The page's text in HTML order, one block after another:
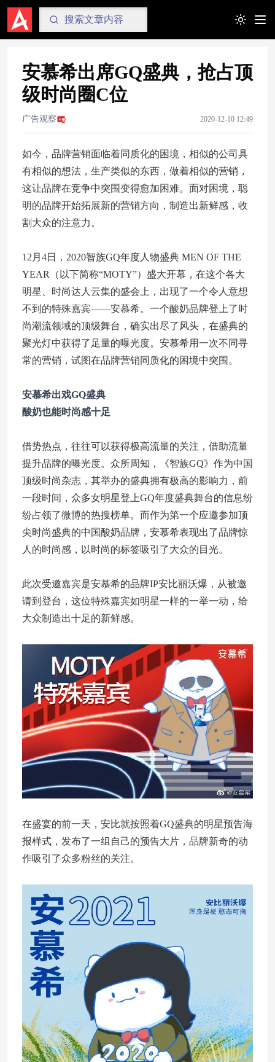
Toggle
安慕希出席GQ盛典，抢占顶
级时尚圈C位
广告观察 2020-12-10 12:49
如今，品牌营销面临着同质化的困境，相似的公司具
有相似的想法，生产类似的东西，做着相似的营销，
这让品牌在竞争中突围变得愈加困难。面对困境，聪
明的品牌开始拓展新的营销方向，制造出新鲜感，收
割大众的注意力。
12月4日，2020智族GQ年度人物盛典 MEN OF THE
YEAR（以下简称“MOTY”）盛大开幕，在这个各大
明星、时尚达人云集的盛会上，出现了一个令人意想
不到的特殊嘉宾——安慕希。一个酸奶品牌登上了时
尚潮流领域的顶级舞台，确实出尽了风头，在盛典的
聚光灯中获得了足量的曝光度。安慕希用一次不同寻
常的营销，试图在品牌营销同质化的困境中突围。
安慕希出戏GQ盛典
酸奶也能时尚感十足
借势热点，往往可以获得极高流量的关注，借助流量
提升品牌的曝光度。众所周知，《智族GQ》作为中国
顶级时尚杂志，其举办的盛典拥有极高的影响力，前
一段时间，众多女明星登上GQ年度盛典舞台的信息纷
纷占领了微博的热搜榜单。而作为第一个应邀参加顶
尖时尚盛典的中国酸奶品牌，安慕希表现出了品牌惊
人的时尚感，以时尚的标签吸引了大众的目光。
此次受邀嘉宾是安慕希的品牌IP安比丽沃爆，从被邀
请到登台，这位特殊嘉宾如明星一样的一举一动，给
大众制造出十足的新鲜感。
在盛宴的前一天，安比就按照着GQ盛典的明星预告海
报样式，发布了一组自己的预告大片，品牌新奇的动
作吸引了众多粉丝的关注。